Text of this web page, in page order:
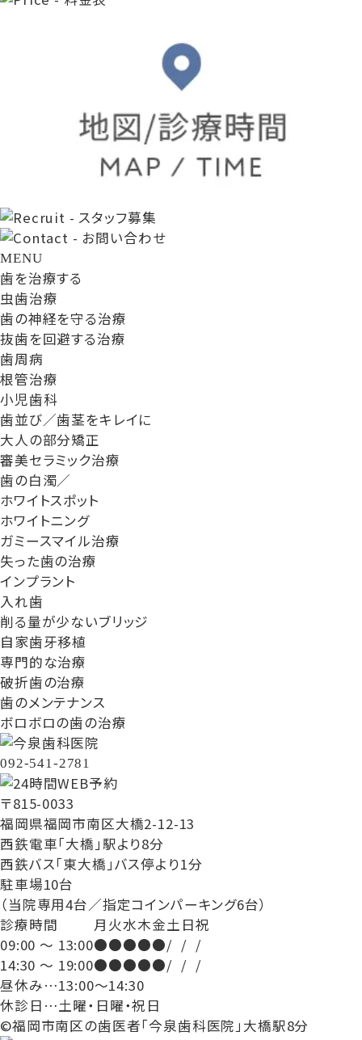
MENU
歯を治療する
虫歯治療
歯の神経を守る治療
抜歯を回避する治療
歯周病
根管治療
小児歯科
歯並び／歯茎をキレイに
大人の部分矯正
審美セラミック治療
歯の白濁／
ホワイトスポット
ホワイトニング
ガミースマイル治療
失った歯の治療
インプラント
入れ歯
削る量が少ないブリッジ
自家歯牙移植
専門的な治療
破折歯の治療
歯のメンテナンス
ボロボロの歯の治療
092-541-2781
〒815-0033
福岡県福岡市南区大橋2-12-13
西鉄電車「大橋」駅より8分
西鉄バス「東大橋」バス停より1分
駐車場10台
（当院専用4台／指定コインパーキング6台）
診療時間
月 火水木金土 日祝
09:00 ～ 13:00●●●●●/ / /
14:30 ～ 19:00●●●●●/ / /
昼休み…13:00～14:30
休診日…土曜・日曜・祝日
©福岡市南区の歯医者「今泉歯科医院」大橋駅8分